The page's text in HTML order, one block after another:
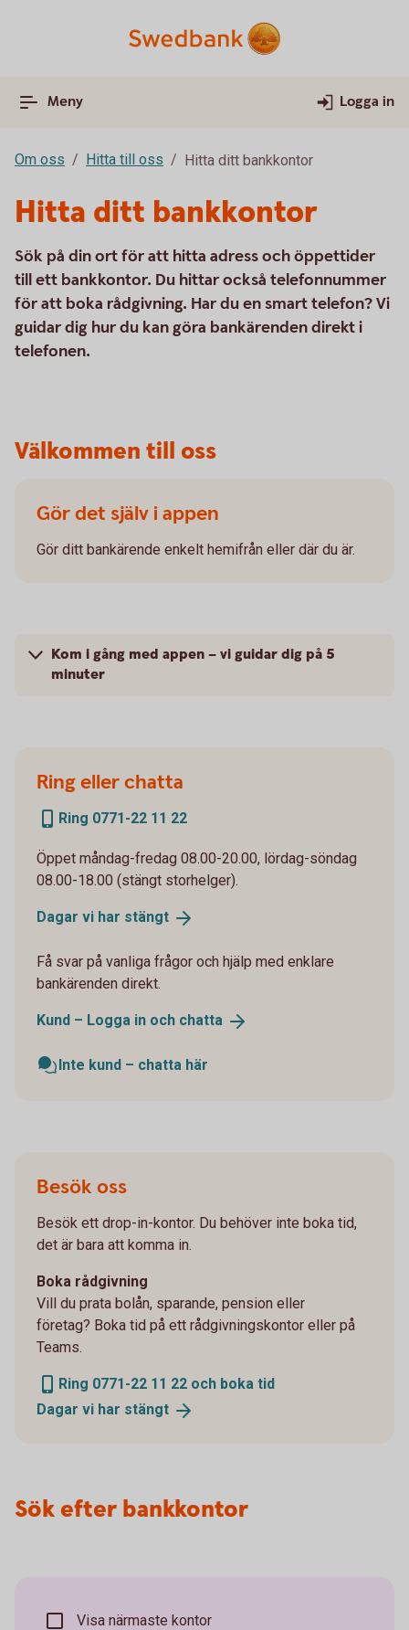
Meny Logga in
Om oss Hitta till oss Hitta ditt bankkontor
Hitta ditt bankkontor
Sök på din ort för att hitta adress och öppettider
till ett bankkontor. Du hittar också telefonnummer
för att boka rådgivning. Har du en smart telefon? Vi
guidar dig hur du kan göra bankärenden direkt i
telefonen.
Välkommen till oss
Gör det själv i appen
Gör ditt bankärende enkelt hemifrån eller där du är.
Kom i gång med appen – vi guidar dig på 5
minuter
Ring eller chatta
Ring 0771-22 11 22
Öppet måndag-fredag 08.00-20.00, lördag-söndag
08.00-18.00 (stängt storhelger).
Dagar vi har stängt
Få svar på vanliga frågor och hjälp med enklare
bankärenden direkt.
Kund – Logga in och chatta
Inte kund – chatta här
Besök oss
Besök ett drop-in-kontor. Du behöver inte boka tid,
det är bara att komma in.
Boka rådgivning
Vill du prata bolån, sparande, pension eller
företag? Boka tid på ett rådgivningskontor eller på
Teams.
Ring 0771-22 11 22 och boka tid
Dagar vi har stängt
Sök efter bankkontor
Visa närmaste kontor